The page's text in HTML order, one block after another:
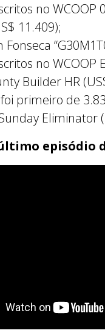
no WCOOP
11.409);
Fonseca
no WCOOP
Builder HR
foi primeiro de
Eliminator
episódio